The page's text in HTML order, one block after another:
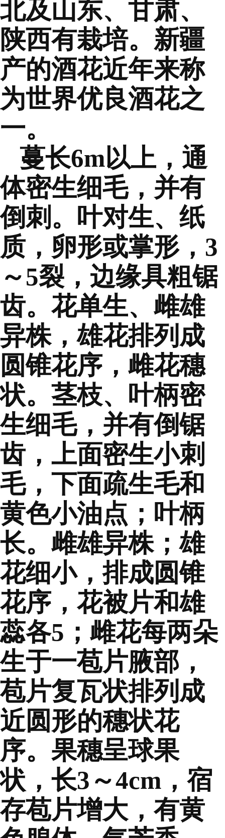
北及山东、甘肃、
陕西有栽培。新疆
产的酒花近年来称
为世界优良酒花之
一。
蔓长6m以上，通
体密生细毛，并有
倒刺。叶对生、纸
质，卵形或掌形，3
～5裂，边缘具粗锯
齿。花单生、雌雄
异株，雄花排列成
圆锥花序，雌花穗
状。茎枝、叶柄密
生细毛，并有倒锯
齿，上面密生小刺
毛，下面疏生毛和
黄色小油点；叶柄
长。雌雄异株；雄
花细小，排成圆锥
花序，花被片和雄
蕊各5；雌花每两朵
生于一苞片腋部，
苞片复瓦状排列成
近圆形的穗状花
序。果穗呈球果
状，长3～4cm，宿
存苞片增大，有黄